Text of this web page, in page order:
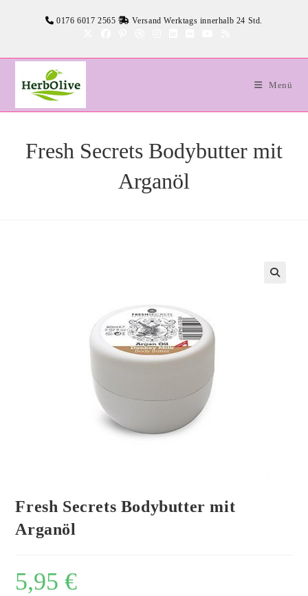
0176 6017 2565 Versand Werktags innerhalb 24 Std.
Menü
Fresh Secrets Bodybutter mit
Arganöl
Fresh Secrets Bodybutter mit
Arganöl
5,95€